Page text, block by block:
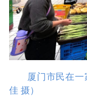
厦门市民在
佳 摄）